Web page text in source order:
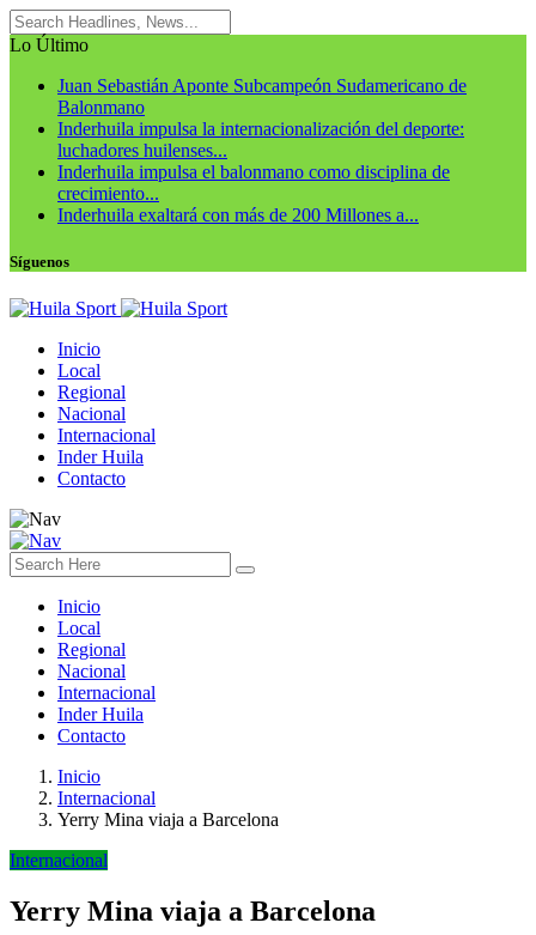
Lo Último
Juan Sebastián Aponte Subcampeón Sudamericano de
Balonmano
Inderhuila impulsa la internacionalización del deporte:
luchadores huilenses...
Inderhuila impulsa el balonmano como disciplina de
crecimiento...
Inderhuila exaltará con más de 200 Millones a...
Síguenos
Inicio
Local
Regional
Nacional
Internacional
Inder Huila
Contacto
Inicio
Local
Regional
Nacional
Internacional
Inder Huila
Contacto
Inicio
Internacional
Yerry Mina viaja a Barcelona
Internacional
Yerry Mina viaja a Barcelona